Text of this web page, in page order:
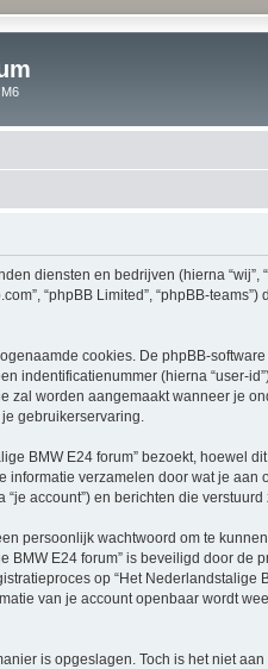
diensten en bedrijven (hierna “wij”,
“phpBB Limited”, “phpBB-
cookies. De phpBB-
(hierna “user-
worden aangemaakt wanneer je
gebruikerservaring.
BMW E24 forum” bezoekt, hoewel
verzamelen door wat je
account”) en berichten die
persoonlijk wachtwoord om te
E24 forum” is beveiligd door
op “Het Nederlandstalige
van je account openbaar wordt
is opgeslagen. Toch is het niet